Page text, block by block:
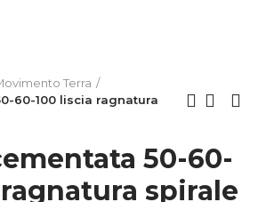
Terra
60-100 liscia ragnatura
50-60-
spirale